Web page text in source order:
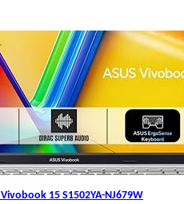
15 S1502YA-NJ679W